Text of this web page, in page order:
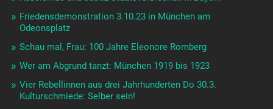
Friedensdemonstration 3.10.23 in München am
Odeonsplatz
Schau mal, Frau: 100 Jahre Eleonore Romberg
Wer am Abgrund tanzt: München 1919 bis 1923
Vier Rebellinnen aus drei Jahrhunderten Do 30.3.
Kulturschmiede: Selber sein!